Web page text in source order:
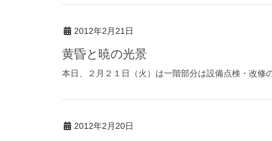
2012年2月21日
黄昏と暁の光景
本日、２月２１日（火）は一階部分は設備点検・改
2012年2月20日